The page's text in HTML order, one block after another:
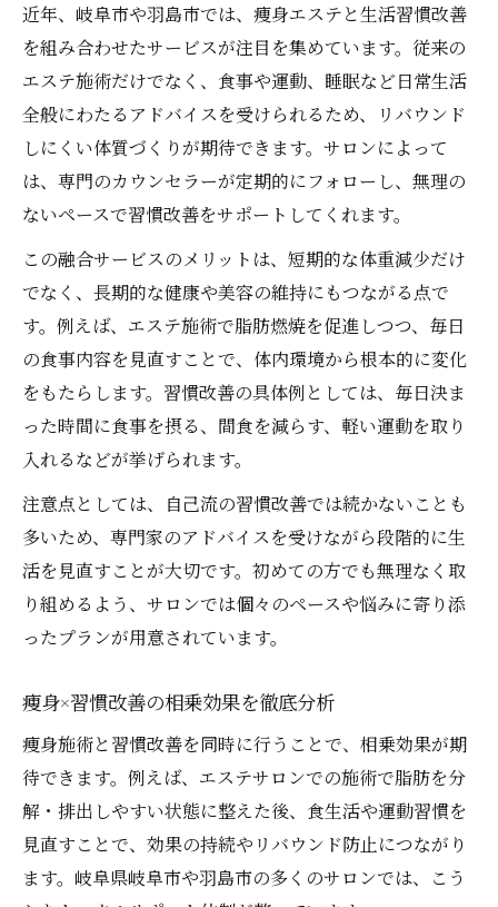
近年、岐阜市や羽島市では、痩身エステと生活習慣改善
を組み合わせたサービスが注目を集めています。従来の
エステ施術だけでなく、食事や運動、睡眠など日常生活
全般にわたるアドバイスを受けられるため、リバウンド
しにくい体質づくりが期待できます。サロンによって
は、専門のカウンセラーが定期的にフォローし、無理の
ないペースで習慣改善をサポートしてくれます。
この融合サービスのメリットは、短期的な体重減少だけ
でなく、長期的な健康や美容の維持にもつながる点で
す。例えば、エステ施術で脂肪燃焼を促進しつつ、毎日
の食事内容を見直すことで、体内環境から根本的に変化
をもたらします。習慣改善の具体例としては、毎日決ま
った時間に食事を摂る、間食を減らす、軽い運動を取り
入れるなどが挙げられます。
注意点としては、自己流の習慣改善では続かないことも
多いため、専門家のアドバイスを受けながら段階的に生
活を見直すことが大切です。初めての方でも無理なく取
り組めるよう、サロンでは個々のペースや悩みに寄り添
ったプランが用意されています。
痩身×習慣改善の相乗効果を徹底分析
痩身施術と習慣改善を同時に行うことで、相乗効果が期
待できます。例えば、エステサロンでの施術で脂肪を分
解・排出しやすい状態に整えた後、食生活や運動習慣を
見直すことで、効果の持続やリバウンド防止につながり
ます。岐阜県岐阜市や羽島市の多くのサロンでは、こう